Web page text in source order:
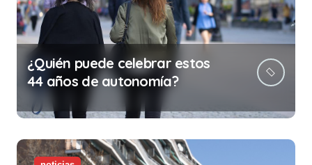
¿Quién puede celebrar estos
44 años de autonomía?